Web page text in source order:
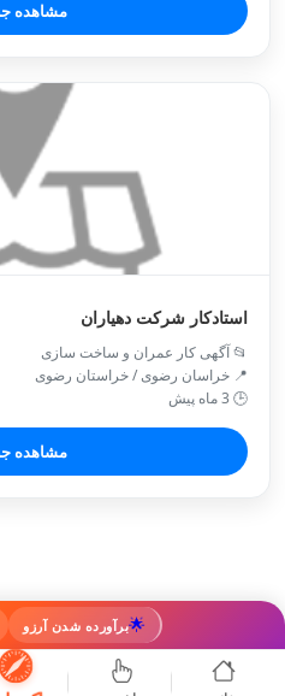
🌟برآورده شدن آرزو
مشاهده
استادکار شرکت دهیاران
📂 آگهی کار عمران و ساخت سازی
📍 خراسان رضوی / خراستان رضوی
🕒 3 ماه پیش
مشاهده